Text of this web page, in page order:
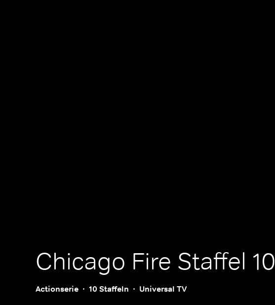
Chicago Fire Staffel 10
Actionserie 10 Staffeln Universal TV